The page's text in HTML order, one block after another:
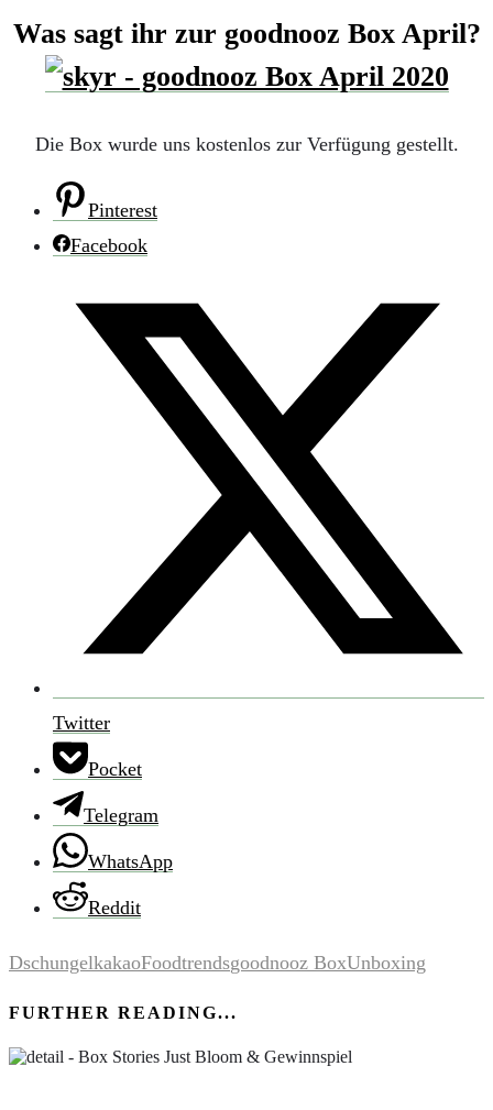
Was sagt ihr zur goodnooz Box April?
Die Box wurde uns kostenlos zur Verfügung gestellt.
Pinterest
Facebook
Twitter
Pocket
Telegram
WhatsApp
Reddit
DschungelkakaoFoodtrendsgoodnooz BoxUnboxing
FURTHER READING...